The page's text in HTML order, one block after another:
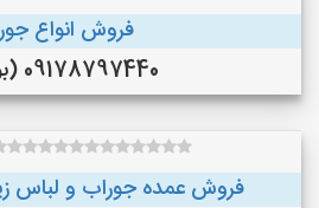
فروش انواع
09178797440 (بوشهر)
فروش عمده جوراب و لباس